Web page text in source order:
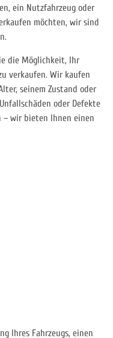
ein Nutzfahrzeug oder
möchten, wir sind
die Möglichkeit, Ihr
verkaufen. Wir kaufen
seinem Zustand oder
oder Defekte
– wir bieten Ihnen einen
Ihres Fahrzeugs, einen